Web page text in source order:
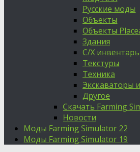
Русские моды
Объекты
Объекты
Здания
С/Х инвентарь
Текстуры
Техника
Экскаваторы
Другое
Скачать Farming
Новости
Моды Farming Simulator 22
Моды Farming Simulator 19